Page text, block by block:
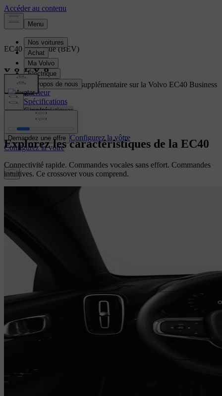
EC40 Électrique (BEV)
Aperçu
Intérieur
Spécifications
Caractéristiques
Demandez une offre Configurez la vôtre
Configurez la vôtre
Bénéficiez d'une remise supplémentaire sur la Volvo EC40 Business
Edition.
En savoir plus
Explorez les caractéristiques de la EC40
Connectivité rapide. Commandes vocales sans effort. Commandes
intuitives. Ce crossover vous comprend.